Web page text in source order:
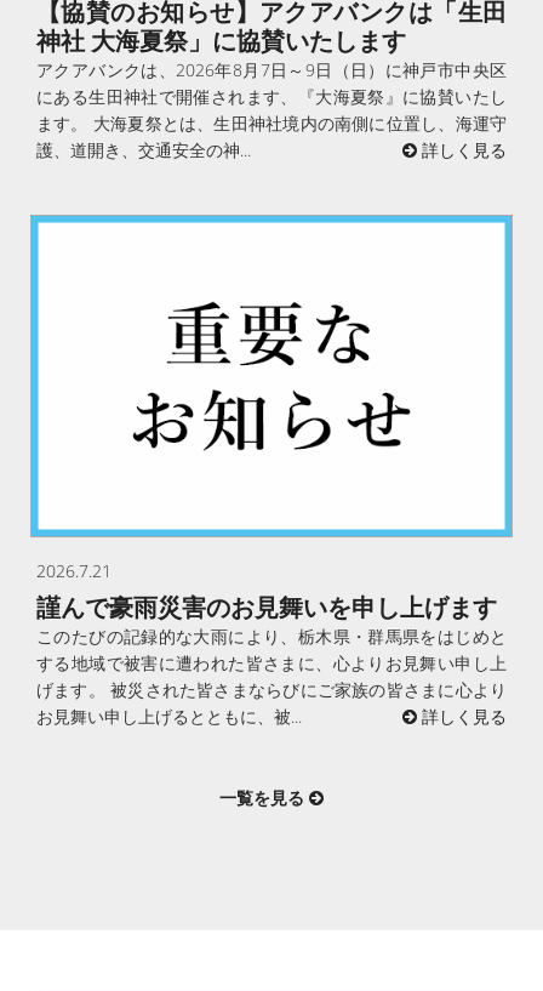
【協賛のお知らせ】アクアバンクは「生田
神社 大海夏祭」に協賛いたします
アクアバンクは、2026年8月7日～9日（日）に神戸市中央区
にある生田神社で開催されます、『大海夏祭』に協賛いたし
ます。 大海夏祭とは、生田神社境内の南側に位置し、海運守
護、道開き、交通安全の神...
詳しく見る
2026.7.21
謹んで豪雨災害のお見舞いを申し上げます
このたびの記録的な大雨により、栃木県・群馬県をはじめと
する地域で被害に遭われた皆さまに、心よりお見舞い申し上
げます。 被災された皆さまならびにご家族の皆さまに心より
お見舞い申し上げるとともに、被...
詳しく見る
一覧を見る